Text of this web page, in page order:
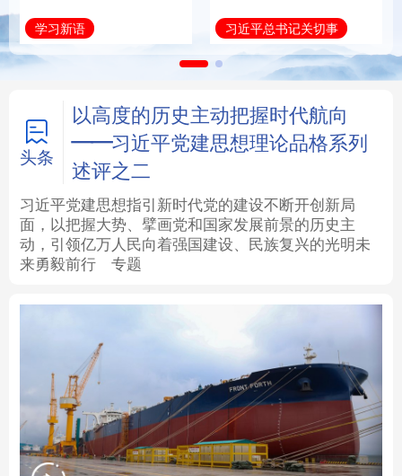
信息化 数字经济
学术中国 乡村振兴 银龄 溯源中国
城市 旅游 能源 会展
彩票 娱乐 时尚 悦读
公益 一带一路 亚太网 上市公司
地方频道
北京 天津 河北 山西
辽宁 吉林 上海 江苏
学习新语 习近平总书记关切事
头条
以高度的历史主动把握时代航向
——习近平党建思想理论品格系列
述评之二
习近平党建思想指引新时代党的建设不断开创新局
面，以把握大势、擘画党和国家发展前景的历史主
动，引领亿万人民向着强国建设、民族复兴的光明未
来勇毅前行
专题